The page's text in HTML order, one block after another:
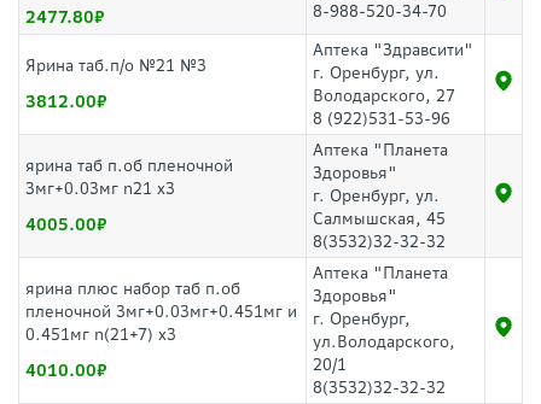
2477.80
8-988-520-34-70
Ярина таб.п/о №21 №3
3812.00
Аптека "Здравсити"
г. Оренбург, ул.
Володарского, 27
8 (922)531-53-96
ярина таб п.об пленочной
3мг+0.03мг n21 x3
4005.00
Аптека "Планета
Здоровья"
г. Оренбург, ул.
Салмышская, 45
8(3532)32-32-32
ярина плюс набор таб п.об
пленочной 3мг+0.03мг+0.451мг и
0.451мг n(21+7) х3
4010.00
Аптека "Планета
Здоровья"
г. Оренбург,
ул.Володарского,
20/1
8(3532)32-32-32